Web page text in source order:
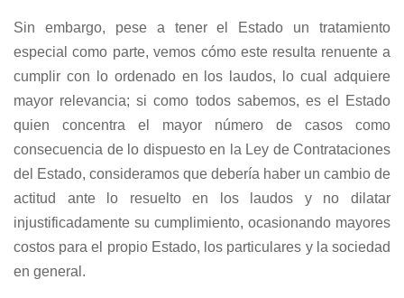
Sin embargo, pese a tener el Estado un tratamiento
especial como parte, vemos cómo este resulta renuente a
cumplir con lo ordenado en los laudos, lo cual adquiere
mayor relevancia; si como todos sabemos, es el Estado
quien concentra el mayor número de casos como
consecuencia de lo dispuesto en la Ley de Contrataciones
del Estado, consideramos que debería haber un cambio de
actitud ante lo resuelto en los laudos y no dilatar
injustificadamente su cumplimiento, ocasionando mayores
costos para el propio Estado, los particulares y la sociedad
en general.